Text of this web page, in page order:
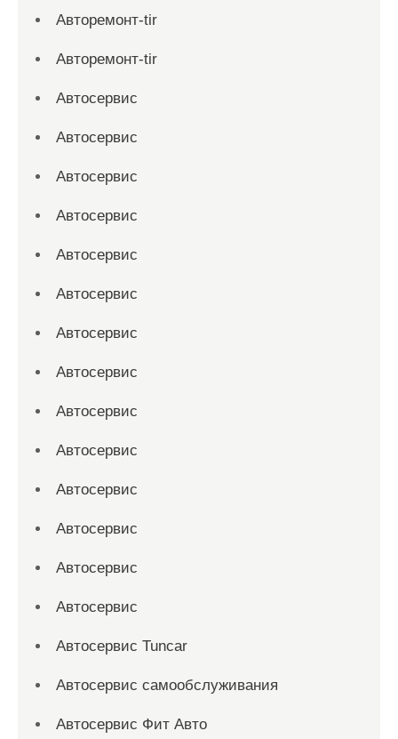
Авторемонт-tir
Авторемонт-tir
Автосервис
Автосервис
Автосервис
Автосервис
Автосервис
Автосервис
Автосервис
Автосервис
Автосервис
Автосервис
Автосервис
Автосервис
Автосервис
Автосервис
Автосервис Tuncar
Автосервис самообслуживания
Автосервис Фит Авто